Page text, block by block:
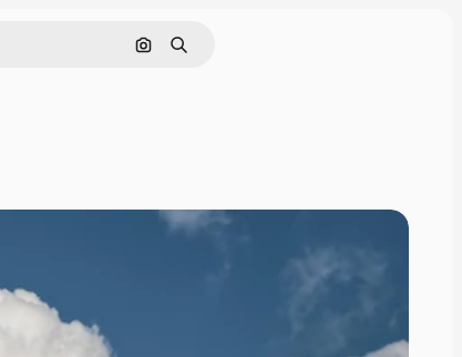
Hledat podle obrázku
Hledat